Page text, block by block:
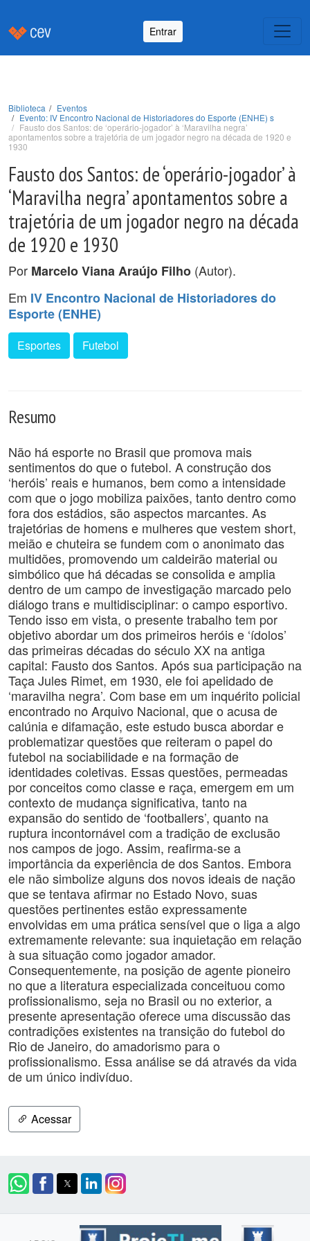
Entrar
Biblioteca
Eventos
Evento: IV Encontro Nacional de Historiadores do Esporte (ENHE) s
Fausto dos Santos: de ‘operário-jogador’ à ‘Maravilha negra’
apontamentos sobre a trajetória de um jogador negro na década de 1920 e
1930
Fausto dos Santos: de ‘operário-jogador’ à
‘Maravilha negra’ apontamentos sobre a
trajetória de um jogador negro na década
de 1920 e 1930
Por Marcelo Viana Araújo Filho (Autor).
Em IV Encontro Nacional de Historiadores do
Esporte (ENHE)
Esportes Futebol
Resumo
Não há esporte no Brasil que promova mais
sentimentos do que o futebol. A construção dos
‘heróis’ reais e humanos, bem como a intensidade
com que o jogo mobiliza paixões, tanto dentro como
fora dos estádios, são aspectos marcantes. As
trajetórias de homens e mulheres que vestem short,
meião e chuteira se fundem com o anonimato das
multidões, promovendo um caldeirão material ou
simbólico que há décadas se consolida e amplia
dentro de um campo de investigação marcado pelo
diálogo trans e multidisciplinar: o campo esportivo.
Tendo isso em vista, o presente trabalho tem por
objetivo abordar um dos primeiros heróis e ‘ídolos’
das primeiras décadas do século XX na antiga
capital: Fausto dos Santos. Após sua participação na
Taça Jules Rimet, em 1930, ele foi apelidado de
‘maravilha negra’. Com base em um inquérito policial
encontrado no Arquivo Nacional, que o acusa de
calúnia e difamação, este estudo busca abordar e
problematizar questões que reiteram o papel do
futebol na sociabilidade e na formação de
identidades coletivas. Essas questões, permeadas
por conceitos como classe e raça, emergem em um
contexto de mudança significativa, tanto na
expansão do sentido de ‘footballers’, quanto na
ruptura incontornável com a tradição de exclusão
nos campos de jogo. Assim, reafirma-se a
importância da experiência de dos Santos. Embora
ele não simbolize alguns dos novos ideais de nação
que se tentava afirmar no Estado Novo, suas
questões pertinentes estão expressamente
envolvidas em uma prática sensível que o liga a algo
extremamente relevante: sua inquietação em relação
à sua situação como jogador amador.
Consequentemente, na posição de agente pioneiro
no que a literatura especializada conceituou como
profissionalismo, seja no Brasil ou no exterior, a
presente apresentação oferece uma discussão das
contradições existentes na transição do futebol do
Rio de Janeiro, do amadorismo para o
profissionalismo. Essa análise se dá através da vida
de um único indivíduo.
Acessar